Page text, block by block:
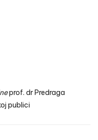
prof. dr Predraga
publici